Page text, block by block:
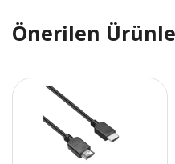
Önerilen